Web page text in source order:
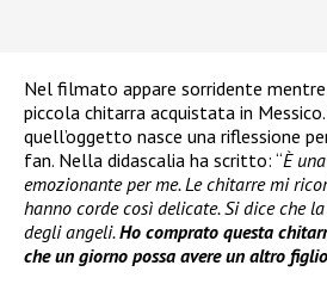
Nel filmato appare sorridente
piccola chitarra acquistata in
quell’oggetto nasce una riflessione
fan. Nella didascalia ha scritto: “È
emozionante per me. Le chitarre mi
hanno corde così delicate. Si dice che
degli angeli.Ho comprato questa
che un giorno possa avere un altro figlio